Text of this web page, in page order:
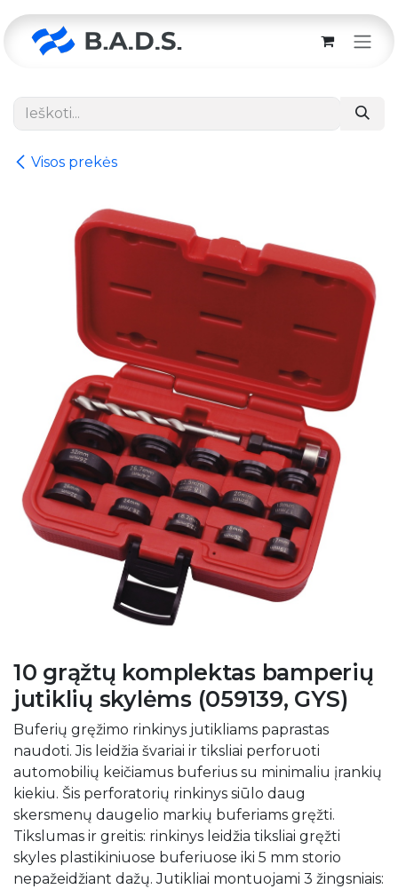
Visos prekės
10 grąžtų komplektas bamperių
jutiklių skylėms (059139, GYS)
Buferių gręžimo rinkinys jutikliams paprastas
naudoti. Jis leidžia švariai ir tiksliai perforuoti
automobilių keičiamus buferius su minimaliu įrankių
kiekiu. Šis perforatorių rinkinys siūlo daug
skersmenų daugelio markių buferiams gręžti.
Tikslumas ir greitis: rinkinys leidžia tiksliai gręžti
skyles plastikiniuose buferiuose iki 5 mm storio
nepažeidžiant dažų. Jutikliai montuojami 3 žingsniais: